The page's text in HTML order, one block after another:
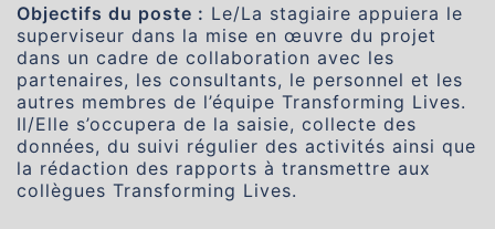
Objectifs du poste : Le/La stagiaire appuiera le
superviseur dans la mise en œuvre du projet
dans un cadre de collaboration avec les
partenaires, les consultants, le personnel et les
autres membres de l’équipe Transforming Lives.
Il/Elle s’occupera de la saisie, collecte des
données, du suivi régulier des activités ainsi que
la rédaction des rapports à transmettre aux
collègues Transforming Lives.